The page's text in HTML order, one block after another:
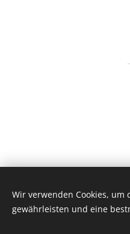
Wir verwenden Cookies,
gewährleisten und eine